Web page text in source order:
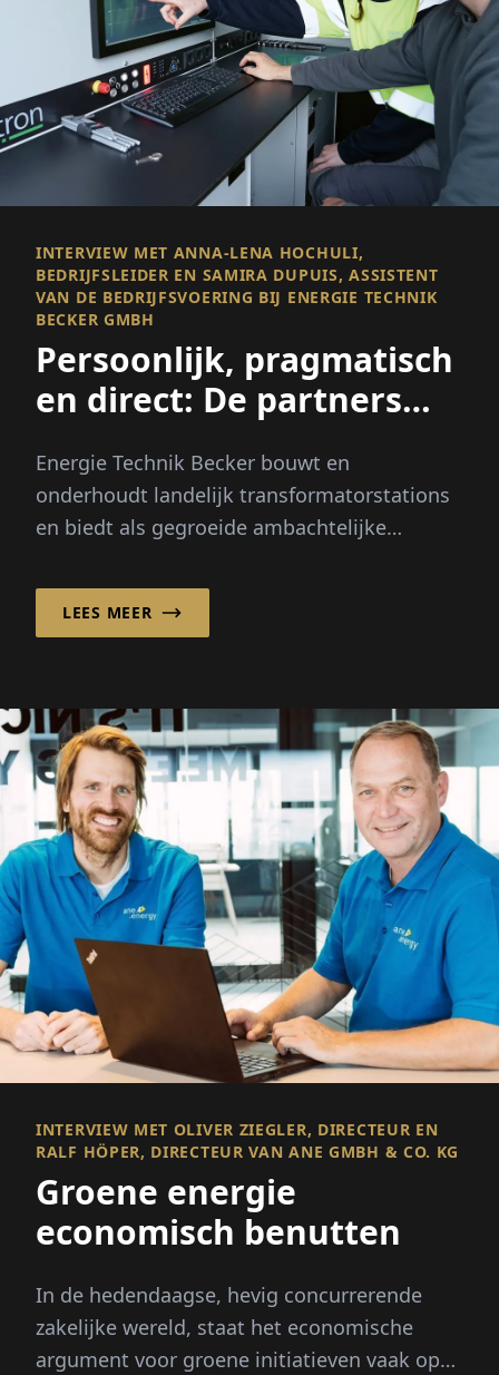
INTERVIEW MET ANNA-LENA HOCHULI,
BEDRIJFSLEIDER EN SAMIRA DUPUIS, ASSISTENT
VAN DE BEDRIJFSVOERING BIJ ENERGIE TECHNIK
BECKER GMBH
Persoonlijk, pragmatisch
en direct: De partners
Energie Technik Becker bouwt en
onderhoudt landelijk transformatorstations
en biedt als gegroeide ambachtelijke
de laag- en...
LEES MEER
INTERVIEW MET OLIVER ZIEGLER, DIRECTEUR EN
RALF HÖPER, DIRECTEUR VAN ANE GMBH & CO. KG
Groene energie
economisch benutten
In de hedendaagse, hevig concurrerende
zakelijke wereld, staat het economische
argument voor groene initiatieven vaak op